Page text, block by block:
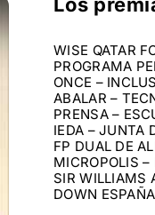
WISE QATAR
PROGRAMA
ONCE –
ABALAR –
PRENSA –
IEDA – JUNTA
FP DUAL DE
MICROPOLIS –
SIR WILLIAMS
DOWN